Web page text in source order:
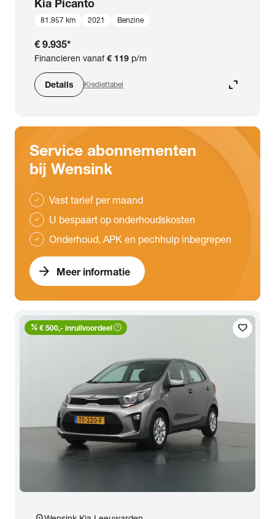
Kia Picanto
81.957 km 2021 Benzine
€ 9.935*
Financieren vanaf€ 119 p/m
Details Krediettabel expand_content
Service abonnementen
bij Wensink
check Vast tarief per maand
check U bespaart op onderhoudskosten
check Onderhoud, APK en pechhulp inbegrepen
arrow_forward Meer informatie
favorite
percent € 500,- inruilvoordeelhelp_outline